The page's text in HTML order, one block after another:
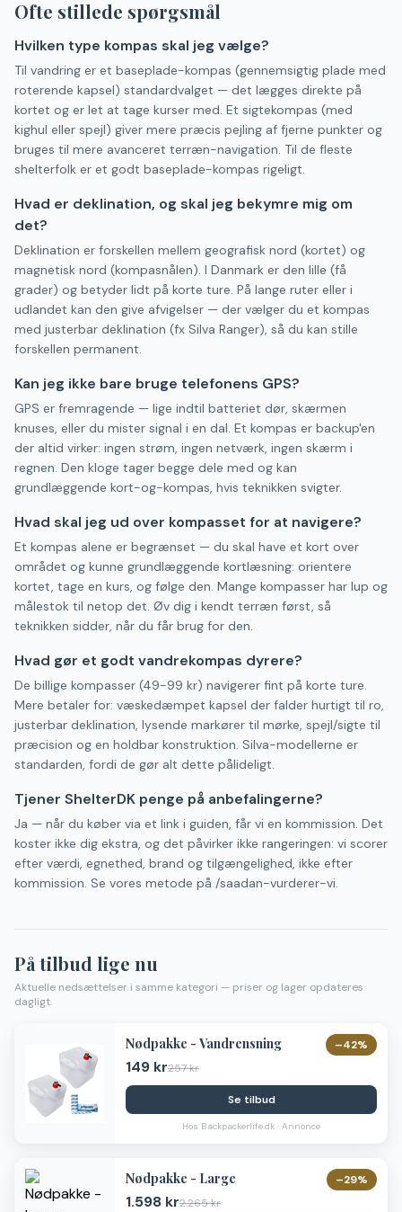
Ofte stillede spørgsmål
Hvilken type kompas skal jeg vælge?
Til vandring er et baseplade-kompas (gennemsigtig plade med
roterende kapsel) standardvalget — det lægges direkte på
kortet og er let at tage kurser med. Et sigtekompas (med
kighul eller spejl) giver mere præcis pejling af fjerne punkter og
bruges til mere avanceret terræn-navigation. Til de fleste
shelterfolk er et godt baseplade-kompas rigeligt.
Hvad er deklination, og skal jeg bekymre mig om
det?
Deklination er forskellen mellem geografisk nord (kortet) og
magnetisk nord (kompasnålen). I Danmark er den lille (få
grader) og betyder lidt på korte ture. På lange ruter eller i
udlandet kan den give afvigelser — der vælger du et kompas
med justerbar deklination (fx Silva Ranger), så du kan stille
forskellen permanent.
Kan jeg ikke bare bruge telefonens GPS?
GPS er fremragende — lige indtil batteriet dør, skærmen
knuses, eller du mister signal i en dal. Et kompas er backup'en
der altid virker: ingen strøm, ingen netværk, ingen skærm i
regnen. Den kloge tager begge dele med og kan
grundlæggende kort-og-kompas, hvis teknikken svigter.
Hvad skal jeg ud over kompasset for at navigere?
Et kompas alene er begrænset — du skal have et kort over
området og kunne grundlæggende kortlæsning: orientere
kortet, tage en kurs, og følge den. Mange kompasser har lup og
målestok til netop det. Øv dig i kendt terræn først, så
teknikken sidder, når du får brug for den.
Hvad gør et godt vandrekompas dyrere?
De billige kompasser (49-99 kr) navigerer fint på korte ture.
Mere betaler for: væskedæmpet kapsel der falder hurtigt til ro,
justerbar deklination, lysende markører til mørke, spejl/sigte til
præcision og en holdbar konstruktion. Silva-modellerne er
standarden, fordi de gør alt dette pålideligt.
Tjener ShelterDK penge på anbefalingerne?
Ja — når du køber via et link i guiden, får vi en kommission. Det
koster ikke dig ekstra, og det påvirker ikke rangeringen: vi scorer
efter værdi, egnethed, brand og tilgængelighed, ikke efter
kommission. Se vores metode på /saadan-vurderer-vi.
På tilbud lige nu
Aktuelle nedsættelser i samme kategori — priser og lager opdateres
dagligt.
–42%
Nødpakke - Vandrensning
149 kr257 kr
Se tilbud
Hos Backpackerlife.dk · Annonce
–29%
Nødpakke - Large
1.598 kr2.265 kr